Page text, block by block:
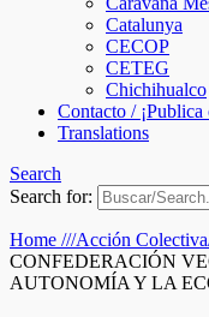
Catalunya
CECOP
CETEG
Chichihualco
Contacto / ¡Publica
Translations
Search
Search for:
Home ///Acción
CONFEDERACIÓN
AUTONOMÍA Y LA